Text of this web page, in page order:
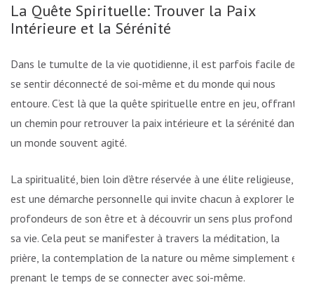
La Quête Spirituelle: Trouver la Paix
Intérieure et la Sérénité
Dans le tumulte de la vie quotidienne, il est parfois facile de
se sentir déconnecté de soi-même et du monde qui nous
entoure. C’est là que la quête spirituelle entre en jeu, offrant
un chemin pour retrouver la paix intérieure et la sérénité dans
un monde souvent agité.
La spiritualité, bien loin d’être réservée à une élite religieuse,
est une démarche personnelle qui invite chacun à explorer les
profondeurs de son être et à découvrir un sens plus profond à
sa vie. Cela peut se manifester à travers la méditation, la
prière, la contemplation de la nature ou même simplement en
prenant le temps de se connecter avec soi-même.